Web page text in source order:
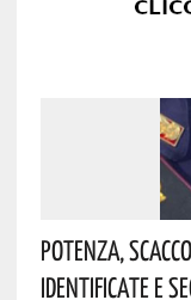
Potenza,
Identificate E